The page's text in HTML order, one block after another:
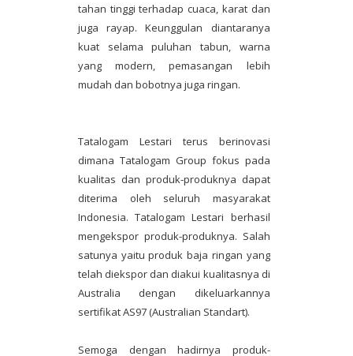
tahan tinggi terhadap cuaca, karat dan
juga rayap. Keunggulan diantaranya
kuat selama puluhan tabun, warna
yang modern, pemasangan lebih
mudah dan bobotnya juga ringan.
Tatalogam Lestari terus berinovasi
dimana Tatalogam Group fokus pada
kualitas dan produk-produknya dapat
diterima oleh seluruh masyarakat
Indonesia. Tatalogam Lestari berhasil
mengekspor produk-produknya. Salah
satunya yaitu produk baja ringan yang
telah diekspor dan diakui kualitasnya di
Australia dengan dikeluarkannya
sertifikat AS97 (Australian Standart).
Semoga dengan hadirnya produk-